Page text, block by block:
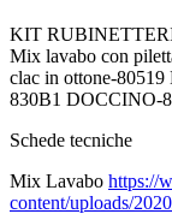
KIT
Mix lavabo con
clac in ottone-80519
830B1 DOCCINO-
Schede tecniche
Mix Lavabo https://
content/uploads/